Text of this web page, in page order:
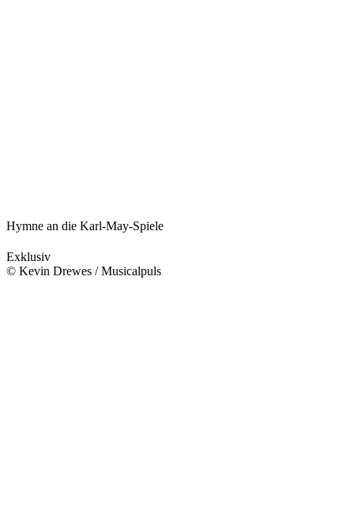
Hymne an die Karl-May-Spiele
Exklusiv
© Kevin Drewes / Musicalpuls